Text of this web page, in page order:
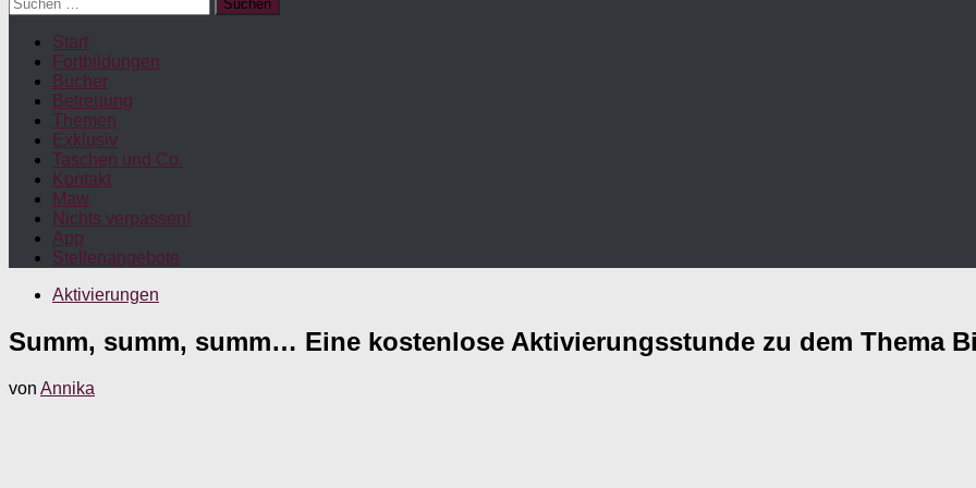
nach:
Start
Fortbildungen
Bücher
Betreuung
Themen
Exklusiv
Taschen und Co.
Kontakt
Maw
Nichts verpassen!
App
Stellenangebote
Aktivierungen
Summ, summ, summ… Eine kostenlose Aktivierungsstunde zu dem Thema
von Annika